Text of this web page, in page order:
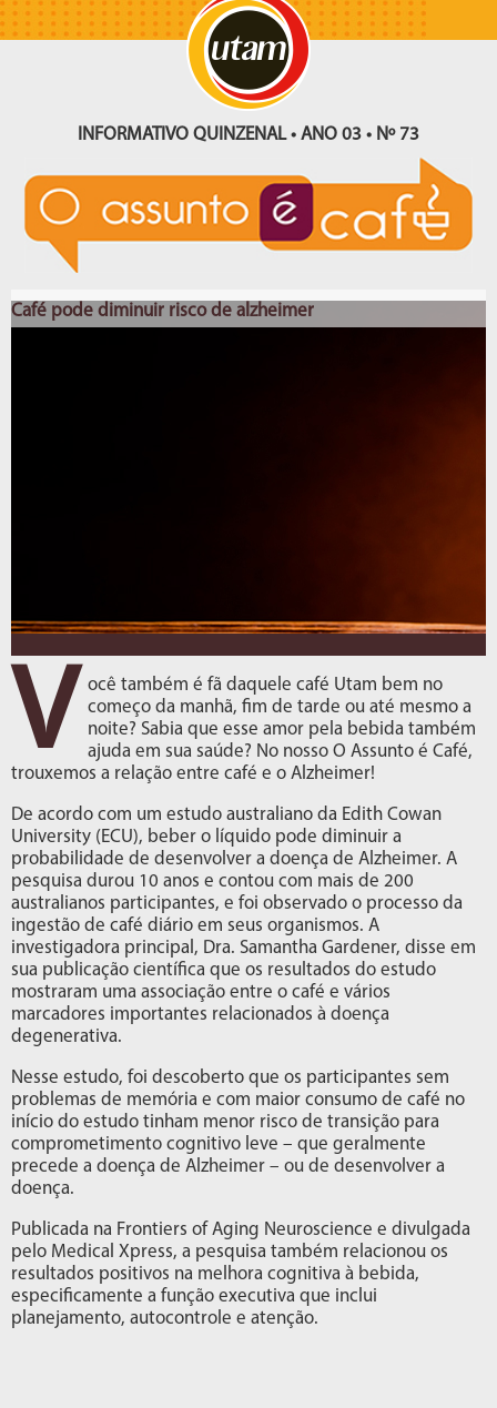
INFORMATIVO QUINZENAL • ANO 03 • Nº 73
Café pode diminuir risco de alzheimer
V ocê também é fã daquele café Utam bem no
começo da manhã, fim de tarde ou até mesmo a
noite? Sabia que esse amor pela bebida também
ajuda em sua saúde? No nosso O Assunto é Café,
trouxemos a relação entre café e o Alzheimer!
De acordo com um estudo australiano da Edith Cowan
University (ECU), beber o líquido pode diminuir a
probabilidade de desenvolver a doença de Alzheimer. A
pesquisa durou 10 anos e contou com mais de 200
australianos participantes, e foi observado o processo da
ingestão de café diário em seus organismos. A
investigadora principal, Dra. Samantha Gardener, disse em
sua publicação científica que os resultados do estudo
mostraram uma associação entre o café e vários
marcadores importantes relacionados à doença
degenerativa.
Nesse estudo, foi descoberto que os participantes sem
problemas de memória e com maior consumo de café no
início do estudo tinham menor risco de transição para
comprometimento cognitivo leve – que geralmente
precede a doença de Alzheimer – ou de desenvolver a
doença.
Publicada na Frontiers of Aging Neuroscience e divulgada
pelo Medical Xpress, a pesquisa também relacionou os
resultados positivos na melhora cognitiva à bebida,
especificamente a função executiva que inclui
planejamento, autocontrole e atenção.